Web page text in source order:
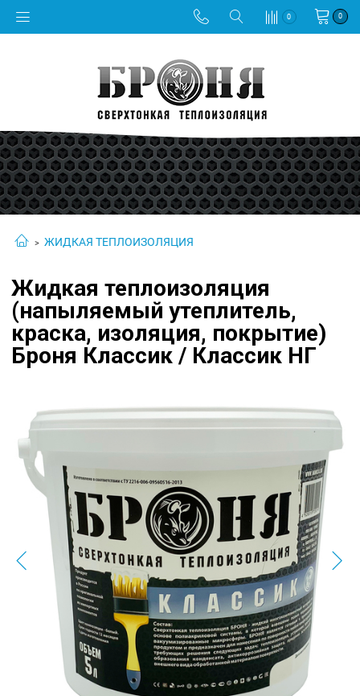
0 0
ЖИДКАЯ ТЕПЛОИЗОЛЯЦИЯ
Жидкая теплоизоляция
(напыляемый утеплитель,
краска, изоляция, покрытие)
Броня Классик / Классик НГ